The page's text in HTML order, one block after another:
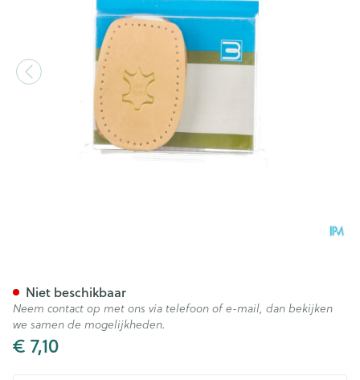
€ 7,10
Niet beschikbaar
Neem contact op met ons via telefoon of e-mail, dan bekijken
we samen de mogelijkheden.